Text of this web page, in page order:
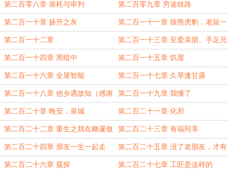
第二百零八章 噩耗与审判 第二百零九章 穷途歧路
第二百一十章 扬升之灰 第二百一十一章 狼熊虎豹，老鼠一
只
第二百一十二章 第二百一十三章 至爱亲朋、手足兄
弟
第二百一十四章 黑暗中 第二百一十五章 饥屋
第二百一十六章 全屋智能 第二百一十七章 久旱逢甘露
第二百一十八章 他乡遇故知（感谢
力中暴栗的盟主
第二百一十九章 我懂了
第二百二十章 晚安，泉城 第二百二十一章 化邪
第二百二十二章 重生之我在幽邃做
牛马
第二百二十三章 有福同享
第二百二十四章 朋友一生一起走 第二百二十五章 没了老朋友，才有
新朋友
第二百二十六章 窥探 第二百二十七章 工匠是这样的